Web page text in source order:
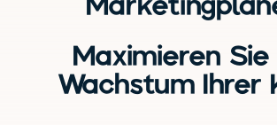
Maximieren
Wachstum Ihrer